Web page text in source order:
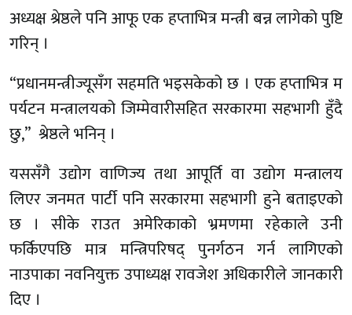
अध्यक्ष श्रेष्ठले पनि आफू एक हप्ताभित्र मन्त्री बन्न लागेको पुष्टि
गरिन् ।
“प्रधानमन्त्रीज्यूसँग सहमति भइसकेको छ । एक हप्ताभित्र म
पर्यटन मन्त्रालयको जिम्मेवारीसहित सरकारमा सहभागी हुँदै
छु,” श्रेष्ठले भनिन् ।
यससँगै उद्योग वाणिज्य तथा आपूर्ति वा उद्योग मन्त्रालय
लिएर जनमत पार्टी पनि सरकारमा सहभागी हुने बताइएको
छ । सीके राउत अमेरिकाको भ्रमणमा रहेकाले उनी
फर्किएपछि मात्र मन्त्रिपरिषद् पुनर्गठन गर्न लागिएको
नाउपाका नवनियुक्त उपाध्यक्ष रावजेश अधिकारीले जानकारी
दिए ।